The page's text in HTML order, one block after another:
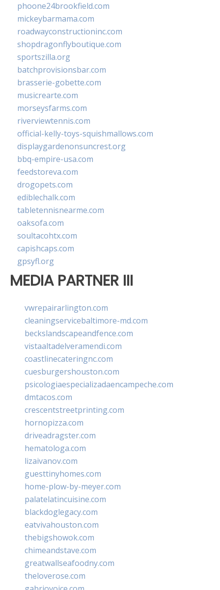
phoone24brookfield.com
mickeybarmama.com
roadwayconstructioninc.com
shopdragonflyboutique.com
sportszilla.org
batchprovisionsbar.com
brasserie-gobette.com
musicrearte.com
morseysfarms.com
riverviewtennis.com
official-kelly-toys-squishmallows.com
displaygardenonsuncrest.org
bbq-empire-usa.com
feedstoreva.com
drogopets.com
ediblechalk.com
tabletennisnearme.com
oaksofa.com
soultacohtx.com
capishcaps.com
gpsyfl.org
MEDIA PARTNER III
vwrepairarlington.com
cleaningservicebaltimore-md.com
beckslandscapeandfence.com
vistaaltadelveramendi.com
coastlinecateringnc.com
cuesburgershouston.com
psicologiaespecializadaencampeche.com
dmtacos.com
crescentstreetprinting.com
hornopizza.com
driveadragster.com
hematologa.com
lizaivanov.com
guesttinyhomes.com
home-plow-by-meyer.com
palatelatincuisine.com
blackdoglegacy.com
eatvivahouston.com
thebigshowok.com
chimeandstave.com
greatwallseafoodny.com
theloverose.com